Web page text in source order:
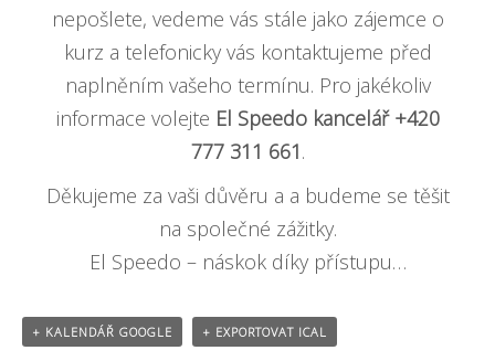
nepošlete, vedeme vás stále jako zájemce o
kurz a telefonicky vás kontaktujeme před
naplněním vašeho termínu. Pro jakékoliv
informace volejte El Speedo kancelář +420
777 311 661.
Děkujeme za vaši důvěru a a budeme se těšit
na společné zážitky.
El Speedo – náskok díky přístupu…
+ KALENDÁŘ GOOGLE + EXPORTOVAT ICAL